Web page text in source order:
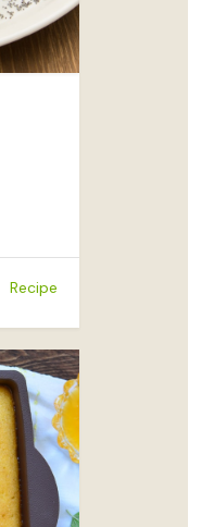
Recipe